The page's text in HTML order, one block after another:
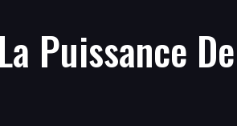
Puissance